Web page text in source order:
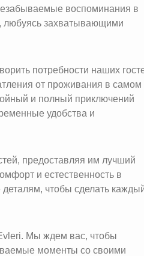
воспоминания в
любуясь захватывающими
потребности наших
от проживания в самом
и полный приключений
удобства и
предоставляя им лучший
и естественность в
чтобы сделать
Мы ждем вас, чтобы
моменты со своими